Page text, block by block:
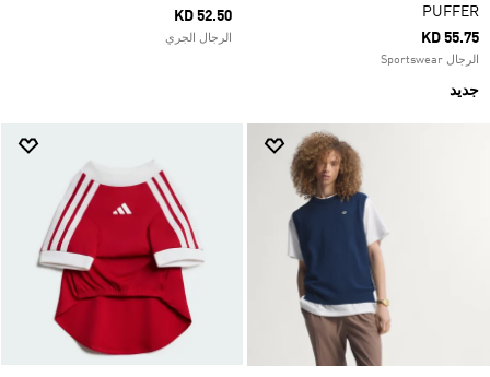
PUFFER
KD 55.75
الرجال Sportswear
جديد
KD 52.50
الرجال الجري